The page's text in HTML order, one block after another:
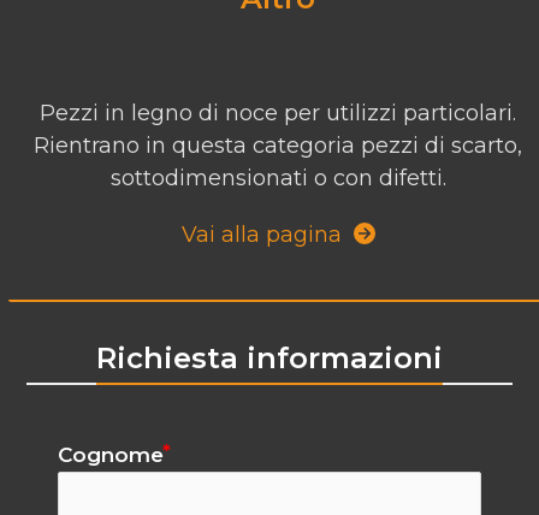
Pezzi in legno di noce per utilizzi particolari.
Rientrano in questa categoria pezzi di scarto,
sottodimensionati o con difetti.
Vai alla pagina
Richiesta informazioni
Cognome